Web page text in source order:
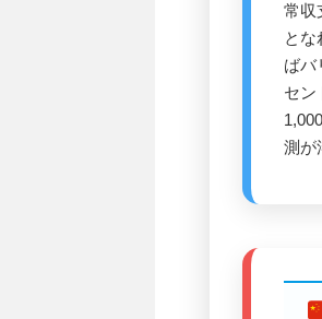
常収
とな
ばバ
セン
測が